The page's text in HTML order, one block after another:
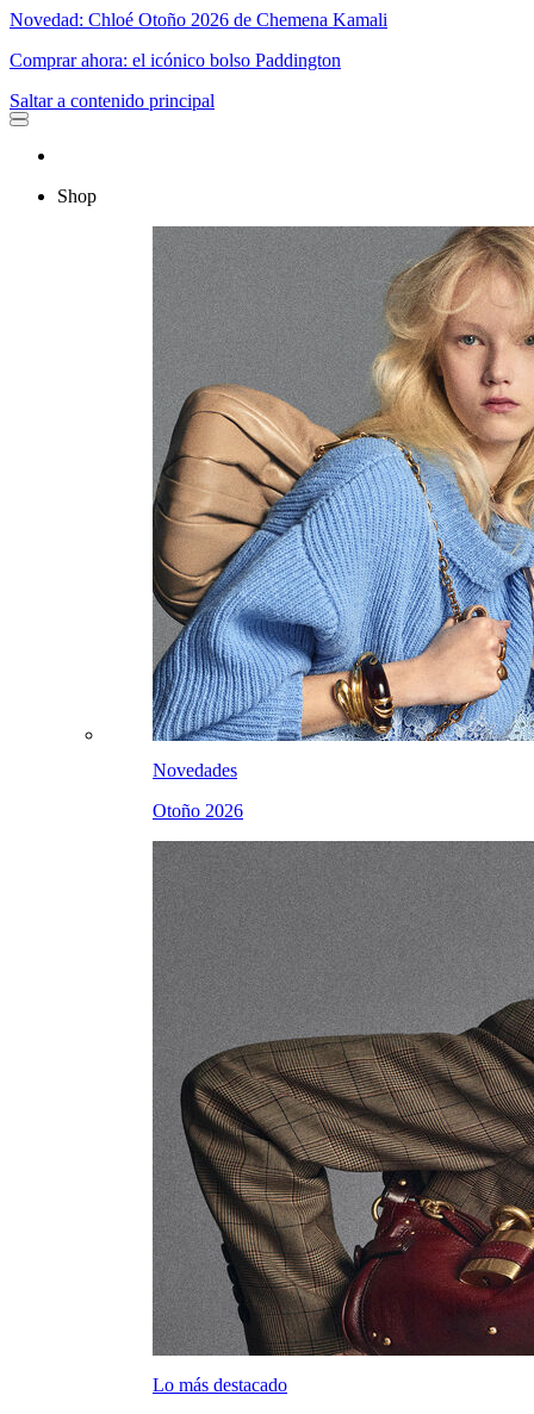
Novedad: Chloé Otoño 2026 de Chemena Kamali
Comprar ahora: el icónico bolso Paddington
Saltar a contenido principal
Shop
Novedades
Otoño 2026
Lo más destacado